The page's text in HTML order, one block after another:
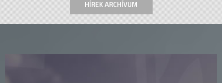
HÍREK ARCHÍVUM